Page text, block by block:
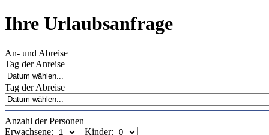
Ihre Urlaubsanfrage
An- und Abreise
Tag der Anreise
Tag der Abreise
Anzahl der Personen
Erwachsene:
Kinder: